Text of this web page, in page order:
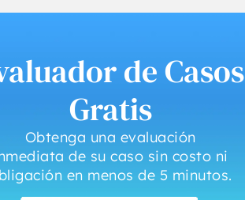
de Casos
Gratis
Obtenga una evaluación
de su caso sin costo ni
en menos de 5 minutos.